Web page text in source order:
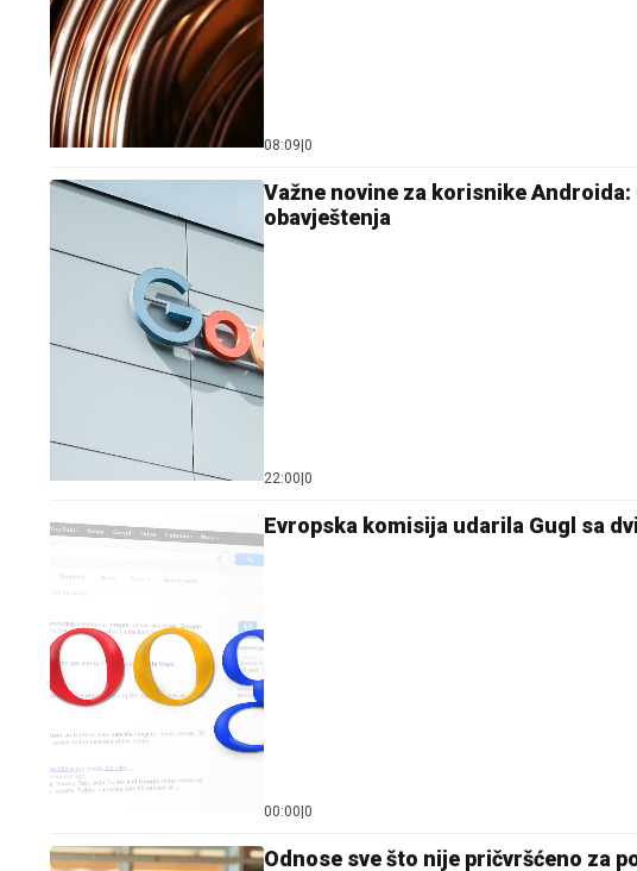
08:09 0
Važne novine za korisnike
obavještenja
22:00 0
Evropska komisija udarila Gugl sa
00:00 0
Odnose sve što nije pričvršćeno za